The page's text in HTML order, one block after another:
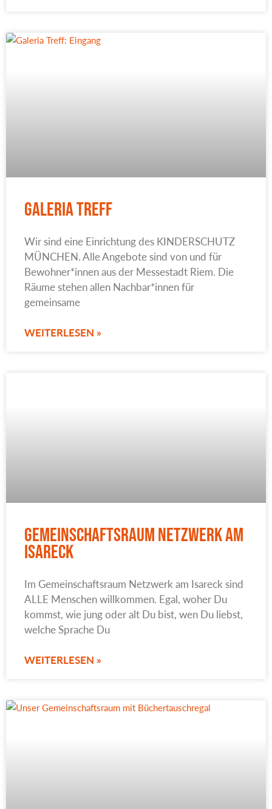
Galeria Treff
Wir sind eine Einrichtung des KINDERSCHUTZ
MÜNCHEN. Alle Angebote sind von und für
Bewohner*innen aus der Messestadt Riem. Die
Räume stehen allen Nachbar*innen für
gemeinsame
WEITERLESEN »
Gemeinschaftsraum Netzwerk am
Isareck
Im Gemeinschaftsraum Netzwerk am Isareck sind
ALLE Menschen willkommen. Egal, woher Du
kommst, wie jung oder alt Du bist, wen Du liebst,
welche Sprache Du
WEITERLESEN »